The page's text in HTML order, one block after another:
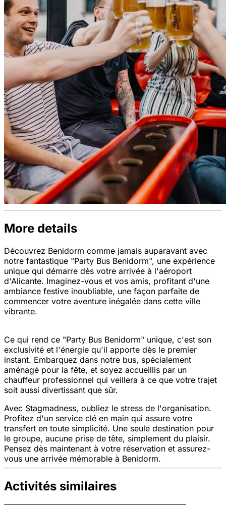
More details
Découvrez Benidorm comme jamais auparavant avec
notre fantastique "Party Bus Benidorm", une expérience
unique qui démarre dès votre arrivée à l'aéroport
d'Alicante. Imaginez-vous et vos amis, profitant d'une
ambiance festive inoubliable, une façon parfaite de
commencer votre aventure inégalée dans cette ville
vibrante.
Ce qui rend ce "Party Bus Benidorm" unique, c'est son
exclusivité et l'énergie qu'il apporte dès le premier
instant. Embarquez dans notre bus, spécialement
aménagé pour la fête, et soyez accueillis par un
chauffeur professionnel qui veillera à ce que votre trajet
soit aussi divertissant que sûr.
Avec Stagmadness, oubliez le stress de l'organisation.
Profitez d'un service clé en main qui assure votre
transfert en toute simplicité. Une seule destination pour
le groupe, aucune prise de tête, simplement du plaisir.
Pensez dès maintenant à votre réservation et assurez-
vous une arrivée mémorable à Benidorm.
Activités similaires